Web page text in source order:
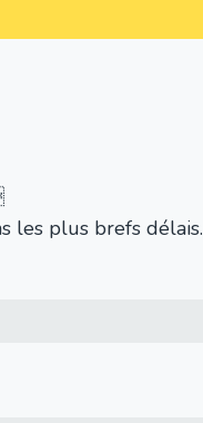
les plus brefs délais.